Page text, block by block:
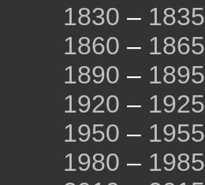
1830 – 1835
1860 – 1865
1890 – 1895
1920 – 1925
1950 – 1955
1980 – 1985